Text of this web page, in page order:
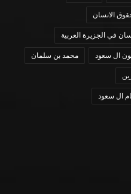
الانسان
في الجزيرة العربية
ال سعود محمد بن سلمان
ال سعود